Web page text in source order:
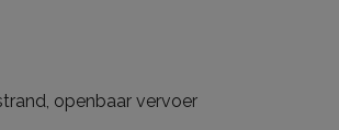
openbaar vervoer